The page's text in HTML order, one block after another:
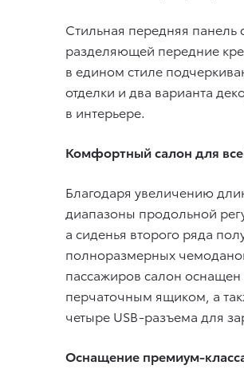
Стильная передняя
разделяющей передние
в едином стиле
отделки и два варианта
в интерьере.
Комфортный салон для
Благодаря увеличению
диапазоны продольной
а сиденья второго ряда
полноразмерных
пассажиров салон
перчаточным ящиком, а
четыре USB-разъема для
Оснащение премиум-